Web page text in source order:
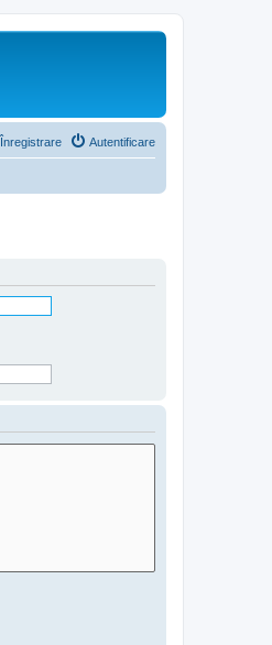
Autentificare
Înregistrare